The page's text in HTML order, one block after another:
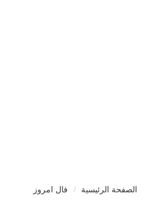
الصفحة الرئيسية فال امروز